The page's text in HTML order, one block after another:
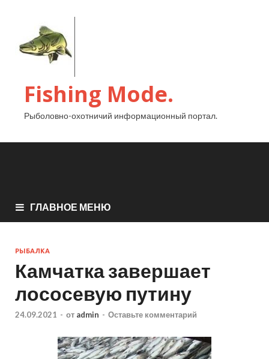
Fishing Mode.
Рыболовно-охотничий информационный портал.
ГЛАВНОЕ МЕНЮ
РЫБАЛКА
Камчатка завершает
лососевую путину
24.09.2021 - от admin - Оставьте комментарий